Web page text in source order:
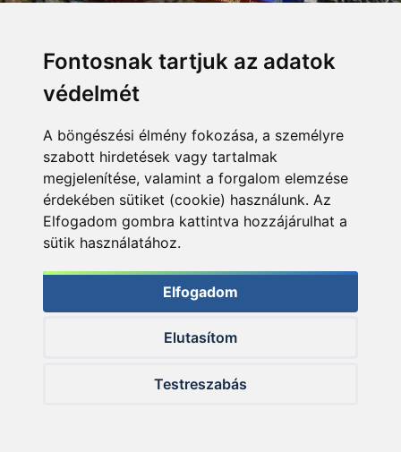
Fontosnak tartjuk az adatok
védelmét
A böngészési élmény fokozása, a személyre
szabott hirdetések vagy tartalmak
megjelenítése, valamint a forgalom elemzése
érdekében sütiket (cookie) használunk. Az
Elfogadom gombra kattintva hozzájárulhat a
sütik használatához.
Elfogadom
Elutasítom
Testreszabás
Putz Tamás feeder botok választása során segít
tanácsaival